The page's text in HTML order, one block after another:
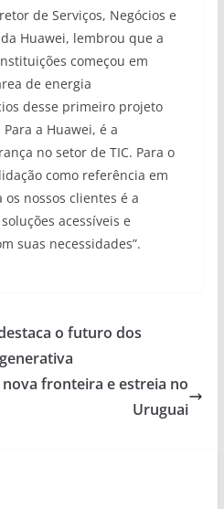
de Serviços, Negócios e
Huawei, lembrou que a
começou em
de energia
desse primeiro projeto
a Huawei, é a
no setor de TIC. Para o
como referência em
nossos clientes é a
acessíveis e
suas necessidades”.
o futuro dos
fronteira e estreia no
Uruguai